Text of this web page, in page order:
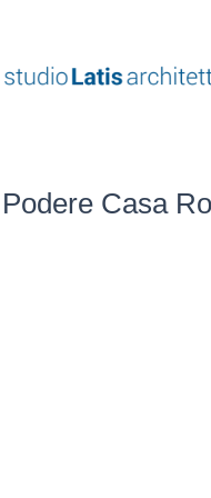
Podere Casa